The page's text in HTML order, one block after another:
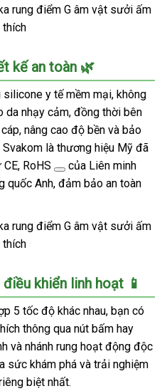
kế an toàn 🌿
y tế mềm mại, không
da nhạy cảm, đồng thời bên
nâng cao độ bền và bảo
là thương hiệu Mỹ đã
CE, RoHS
của Liên minh
quốc Anh, đảm bảo an toàn
khiển linh hoạt 📱
5 tốc độ khác nhau, bạn có
thông qua nút bấm hay
và nhánh rung hoạt động độc
sức khám phá và trải nghiệm
biệt nhất.